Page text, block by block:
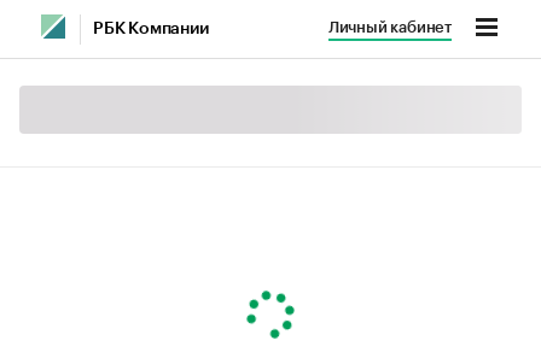
РБК Компании Личный кабинет